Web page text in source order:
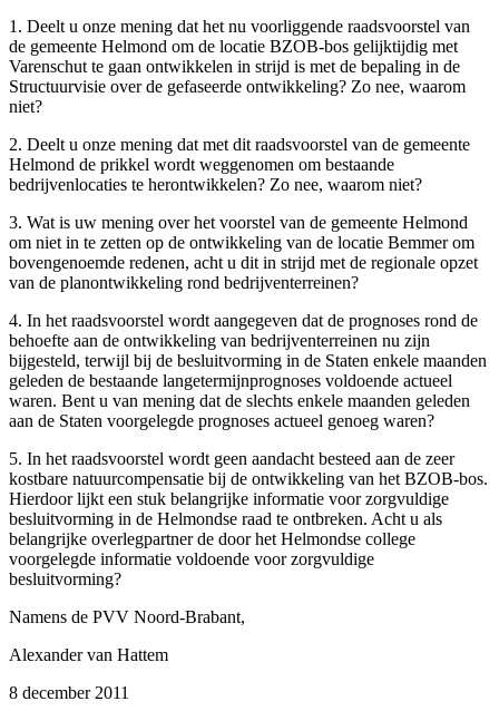
1. Deelt u onze mening dat het nu voorliggende raadsvoorstel van
de gemeente Helmond om de locatie BZOB-bos gelijktijdig met
Varenschut te gaan ontwikkelen in strijd is met de bepaling in de
Structuurvisie over de gefaseerde ontwikkeling? Zo nee, waarom
niet?
2. Deelt u onze mening dat met dit raadsvoorstel van de gemeente
Helmond de prikkel wordt weggenomen om bestaande
bedrijvenlocaties te herontwikkelen? Zo nee, waarom niet?
3. Wat is uw mening over het voorstel van de gemeente Helmond
om niet in te zetten op de ontwikkeling van de locatie Bemmer om
bovengenoemde redenen, acht u dit in strijd met de regionale opzet
van de planontwikkeling rond bedrijventerreinen?
4. In het raadsvoorstel wordt aangegeven dat de prognoses rond de
behoefte aan de ontwikkeling van bedrijventerreinen nu zijn
bijgesteld, terwijl bij de besluitvorming in de Staten enkele maanden
geleden de bestaande langetermijnprognoses voldoende actueel
waren. Bent u van mening dat de slechts enkele maanden geleden
aan de Staten voorgelegde prognoses actueel genoeg waren?
5. In het raadsvoorstel wordt geen aandacht besteed aan de zeer
kostbare natuurcompensatie bij de ontwikkeling van het BZOB-bos.
Hierdoor lijkt een stuk belangrijke informatie voor zorgvuldige
besluitvorming in de Helmondse raad te ontbreken. Acht u als
belangrijke overlegpartner de door het Helmondse college
voorgelegde informatie voldoende voor zorgvuldige
besluitvorming?
Namens de PVV Noord-Brabant,
Alexander van Hattem
8 december 2011